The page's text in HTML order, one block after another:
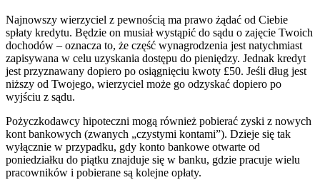
Najnowszy wierzyciel z pewnością ma prawo żądać od Ciebie
spłaty kredytu. Będzie on musiał wystąpić do sądu o zajęcie Twoich
dochodów – oznacza to, że część wynagrodzenia jest natychmiast
zapisywana w celu uzyskania dostępu do pieniędzy. Jednak kredyt
jest przyznawany dopiero po osiągnięciu kwoty £50. Jeśli dług jest
niższy od Twojego, wierzyciel może go odzyskać dopiero po
wyjściu z sądu.
Pożyczkodawcy hipoteczni mogą również pobierać zyski z nowych
kont bankowych (zwanych „czystymi kontami”). Dzieje się tak
wyłącznie w przypadku, gdy konto bankowe otwarte od
poniedziałku do piątku znajduje się w banku, gdzie pracuje wielu
pracowników i pobierane są kolejne opłaty.